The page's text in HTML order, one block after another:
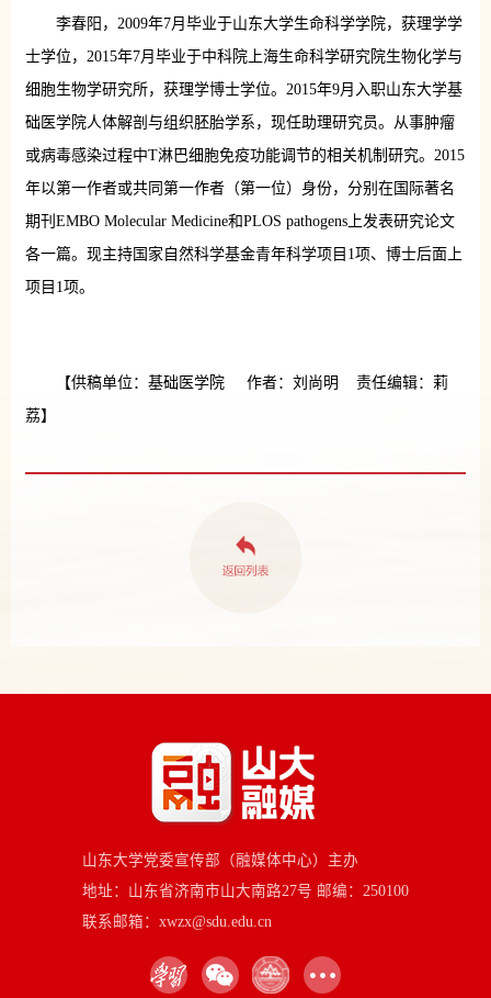
李春阳，2009年7月毕业于山东大学生命科学学院，获理学学
士学位，2015年7月毕业于中科院上海生命科学研究院生物化学与
细胞生物学研究所，获理学博士学位。2015年9月入职山东大学基
础医学院人体解剖与组织胚胎学系，现任助理研究员。从事肿瘤
或病毒感染过程中T淋巴细胞免疫功能调节的相关机制研究。2015
年以第一作者或共同第一作者（第一位）身份，分别在国际著名
期刊EMBO Molecular Medicine和PLOS pathogens上发表研究论文
各一篇。现主持国家自然科学基金青年科学项目1项、博士后面上
项目1项。
【供稿单位：基础医学院 作者：刘尚明 责任编辑：莉
荔】
山东大学党委宣传部（融媒体中心）主办
地址：山东省济南市山大南路27号 邮编：250100
联系邮箱：xwzx@sdu.edu.cn